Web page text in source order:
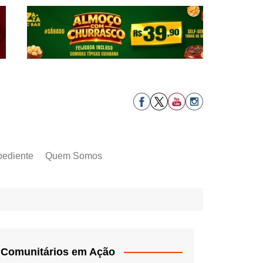
Quem Somos
Comunitários em Ação